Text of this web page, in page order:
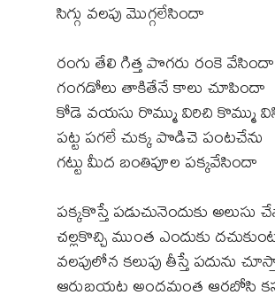
సిగ్గు వలపు మొగ్గలేసిందా
రంగు తేలి గిత్త పొగరు రంకె వేసిందా
గంగడోలు తాకితేనే కాలు చూపిందా
కోడె వయసు రొమ్ము విరిచి కొమ్ము
పట్ట పగలే చుక్క పొడిచె పంటచేను
గట్టు మీద బంతిపూల పక్కవేసిందా
పక్కకొస్తే పడుచునెందుకు అలుసు
చల్లకొచ్చి ముంత ఎందుకు
వలపులోన కలుపు తీస్తే పదును
ఆరుబయట అందమంత ఆరబోసి